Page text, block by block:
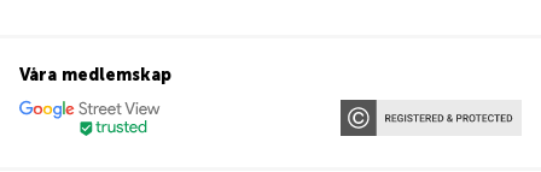
Våra medlemskap